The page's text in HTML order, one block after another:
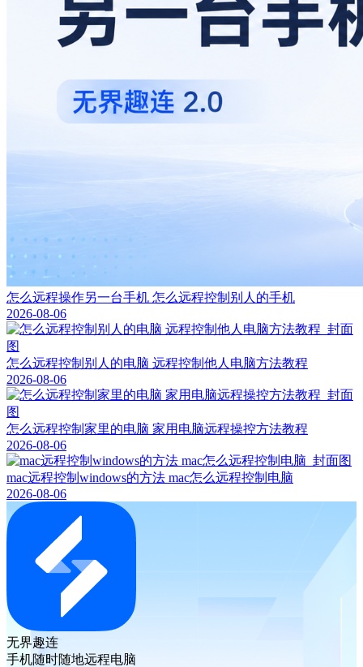
怎么远程操作另一台手机 怎么远程控制别人的手机
2026-08-06
怎么远程控制别人的电脑 远程控制他人电脑方法教程
2026-08-06
怎么远程控制家里的电脑 家用电脑远程操控方法教程
2026-08-06
mac远程控制windows的方法 mac怎么远程控制电脑
2026-08-06
无界趣连
手机随时随地远程电脑